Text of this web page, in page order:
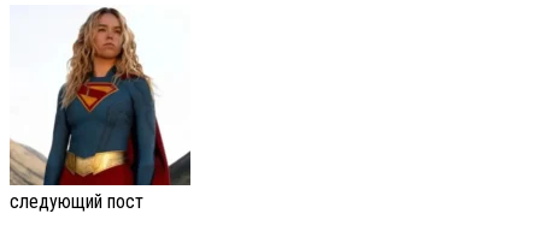
следующий пост